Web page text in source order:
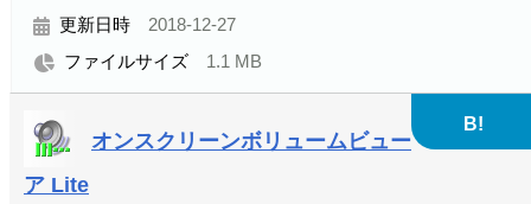
更新日時 2018-12-27
ファイルサイズ 1.1 MB
オンスクリーンボリュームビュー
ア Lite
B!